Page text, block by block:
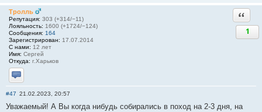
Тролль
Репутация: 303 (+314/−11)
Лояльность: 1600 (+1724/−124)
Сообщения: 164
Зарегистрирован: 17.07.2014
С нами: 12 лет
Имя: Сергей
Откуда: г.Харьков
Отправить личное сообщение
1
#47 21.02.2023, 20:57
Уважаемый! А Вы когда нибудь собирались в поход на 2-3 дня, на